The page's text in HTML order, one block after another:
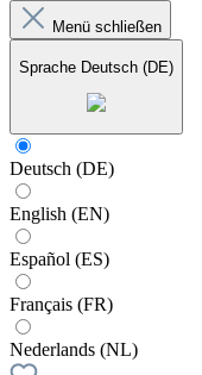
Menü schließen
Sprache Deutsch (DE)
Deutsch (DE)
English (EN)
Español (ES)
Français (FR)
Nederlands (NL)